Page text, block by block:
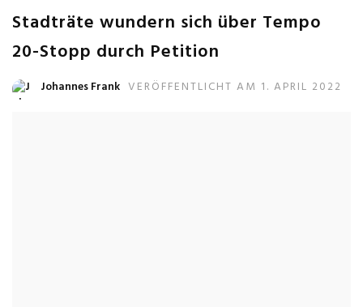
Stadträte wundern sich über Tempo
20-Stopp durch Petition
Johannes Frank VERÖFFENTLICHT AM 1. APRIL 2022